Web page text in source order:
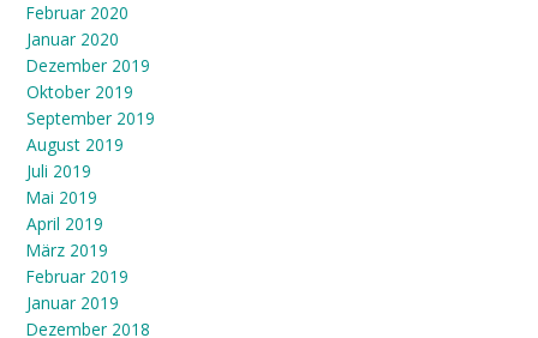
Februar 2020
Januar 2020
Dezember 2019
Oktober 2019
September 2019
August 2019
Juli 2019
Mai 2019
April 2019
März 2019
Februar 2019
Januar 2019
Dezember 2018